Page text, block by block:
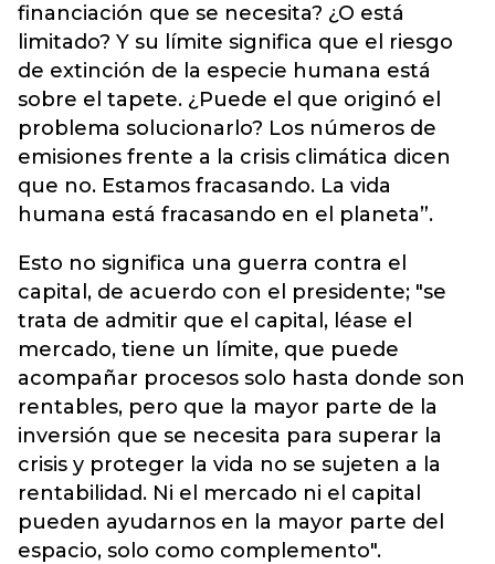
financiación que se necesita? ¿O está
limitado? Y su límite significa que el riesgo
de extinción de la especie humana está
sobre el tapete. ¿Puede el que originó el
problema solucionarlo? Los números de
emisiones frente a la crisis climática dicen
que no. Estamos fracasando. La vida
humana está fracasando en el planeta”.
Esto no significa una guerra contra el
capital, de acuerdo con el presidente; "se
trata de admitir que el capital, léase el
mercado, tiene un límite, que puede
acompañar procesos solo hasta donde son
rentables, pero que la mayor parte de la
inversión que se necesita para superar la
crisis y proteger la vida no se sujeten a la
rentabilidad. Ni el mercado ni el capital
pueden ayudarnos en la mayor parte del
espacio, solo como complemento".